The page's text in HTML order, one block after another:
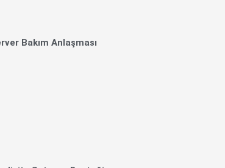
Bakım Anlaşması